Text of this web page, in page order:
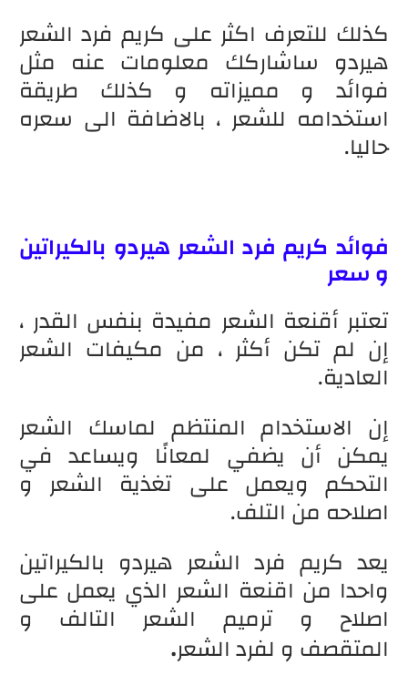
كذلك للتعرف اكثر على كريم فرد الشعر
هيردو ساشاركك معلومات عنه مثل
فوائد و مميزاته و كذلك طريقة
استخدامه للشعر ، بالاضافة الى سعره
حاليا.
فوائد كريم فرد الشعر هيردو بالكيراتين
و سعر
تعتبر أقنعة الشعر مفيدة بنفس القدر ،
إن لم تكن أكثر ، من مكيفات الشعر
العادية.
إن الاستخدام المنتظم لماسك الشعر
يمكن أن يضفي لمعانًا ويساعد في
التحكم ويعمل على تغذية الشعر و
اصلاحه من التلف.
يعد كريم فرد الشعر هيردو بالكيراتين
واحدا من اقنعة الشعر الذي يعمل على
اصلاح و ترميم الشعر التالف و
المتقصف و لفرد الشعر.